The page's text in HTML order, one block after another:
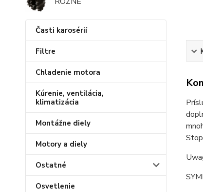
Časti karosérií
Filtre
Chladenie motora
Kúrenie, ventilácia,
klimatizácia
Montážne diely
Motory a diely
Ostatné
Osvetlenie